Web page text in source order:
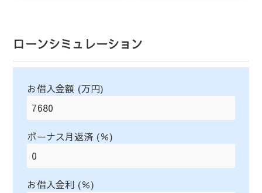
ローンシミュレーション
お借入金額 (万円)
ボーナス月返済 (％)
お借入金利 (％)